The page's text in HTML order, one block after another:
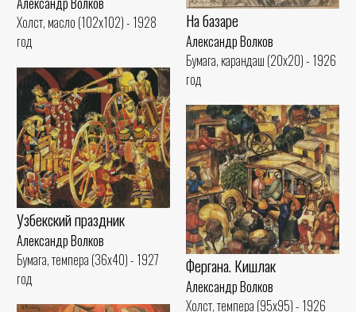
Холст, масло (102x102) - 1928
год
На базаре
Александр Волков
Бумага, карандаш (20x20) - 1926
год
Узбекский праздник
Александр Волков
Бумага, темпера (36x40) - 1927
год
Фергана. Кишлак
Александр Волков
Холст, темпера (95x95) - 1926